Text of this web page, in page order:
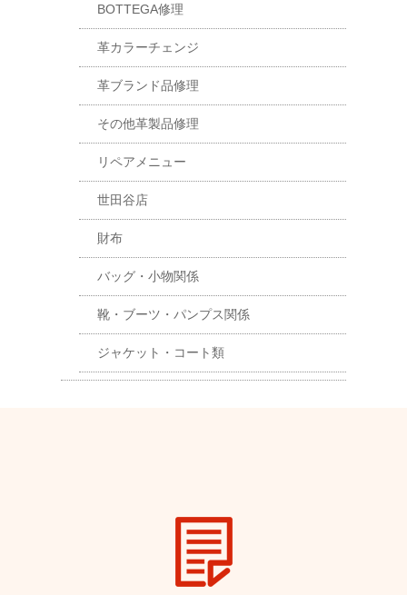
BOTTEGA修理
革カラーチェンジ
革ブランド品修理
その他革製品修理
リペアメニュー
世田谷店
財布
バッグ・小物関係
靴・ブーツ・パンプス関係
ジャケット・コート類